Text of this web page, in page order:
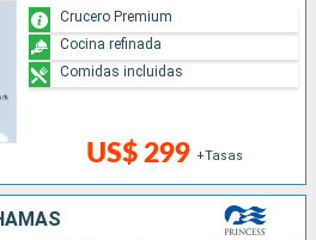
US$ 299 +Tasas
Crucero Premium
Cocina refinada
Comidas incluidas